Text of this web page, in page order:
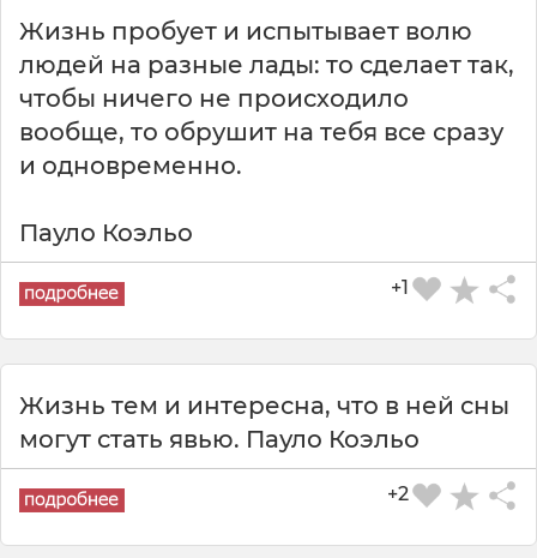
Жизнь пробует и испытывает волю
людей на разные лады: то сделает так,
чтобы ничего не происходило
вообще, то обрушит на тебя все сразу
и одновременно.
Пауло Коэльо
+1
Жизнь тем и интересна, что в ней сны
могут стать явью. Пауло Коэльо
+2